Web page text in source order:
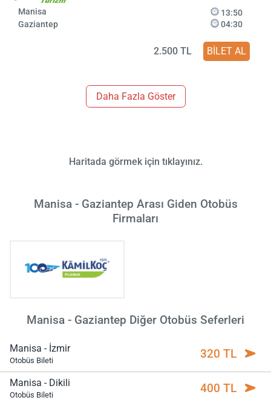
Manisa
Gaziantep
13:50
04:30
2.500 TL BİLET AL
Daha Fazla Göster
Haritada görmek için tıklayınız.
Manisa - Gaziantep Arası Giden Otobüs
Firmaları
Manisa - Gaziantep Diğer Otobüs Seferleri
Manisa - İzmir
Otobüs Bileti 320 TL
Manisa - Dikili
Otobüs Bileti 400 TL